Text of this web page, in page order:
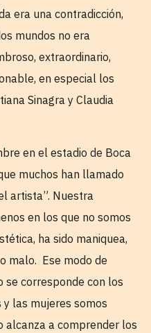
era una contradicción,
mundos no era
extraordinario,
en especial los
Sinagra y Claudia
en el estadio de Boca
muchos han llamado
artista”. Nuestra
en los que no somos
ha sido maniquea,
malo. Ese modo de
se corresponde con los
y las mujeres somos
alcanza a comprender los